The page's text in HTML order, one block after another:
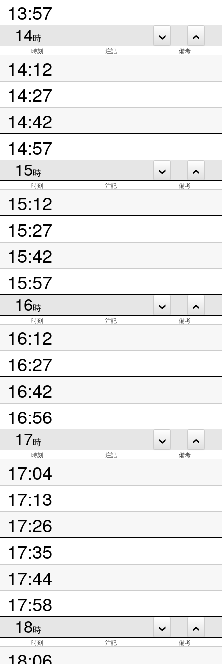
13:57
14時
時刻 注記 備考
14:12
14:27
14:42
14:57
15時
時刻 注記 備考
15:12
15:27
15:42
15:57
16時
時刻 注記 備考
16:12
16:27
16:42
16:56
17時
時刻 注記 備考
17:04
17:13
17:26
17:35
17:44
17:58
18時
時刻 注記 備考